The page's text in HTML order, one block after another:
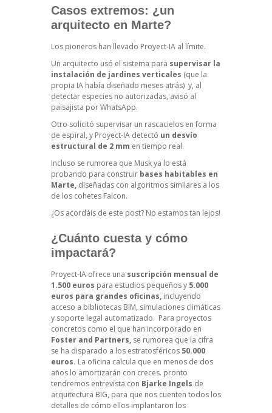
Casos extremos: ¿un
arquitecto en Marte?
Los pioneros han llevado Proyect-IA al límite.
Un arquitecto usó el sistema para supervisar la
instalación de jardines verticales (que la
propia IA había diseñado meses atrás) y, al
detectar especies no autorizadas, avisó al
paisajista por WhatsApp.
Otro solicitó supervisar un rascacielos en forma
de espiral, y Proyect-IA detectó un desvío
estructural de 2 mm en tiempo real.
Incluso se rumorea que Musk ya lo está
probando para construir bases habitables en
Marte, diseñadas con algoritmos similares a los
de los cohetes Falcon.
¿Os acordáis de este post? No estamos tan lejos!
¿Cuánto cuesta y cómo
impactará?
Proyect-IA ofrece una suscripción mensual de
1.500 euros para estudios pequeños y 5.000
euros para grandes oficinas, incluyendo
acceso a bibliotecas BIM, simulaciones climáticas
y soporte legal automatizado. Para proyectos
concretos como el que han incorporado en
Foster and Partners, se rumorea que la cifra
se ha disparado a los estratosféricos 50.000
euros. La oficina calcula que en menos de dos
años lo amortizarán con creces. pronto
tendremos entrevista con Bjarke Ingels de
arquitectura BIG, para que nos cuenten todos los
detalles de cómo ellos implantaron los